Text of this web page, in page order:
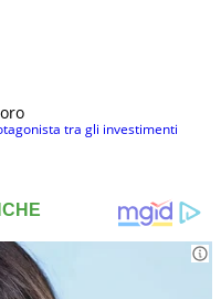
tra gli investimenti